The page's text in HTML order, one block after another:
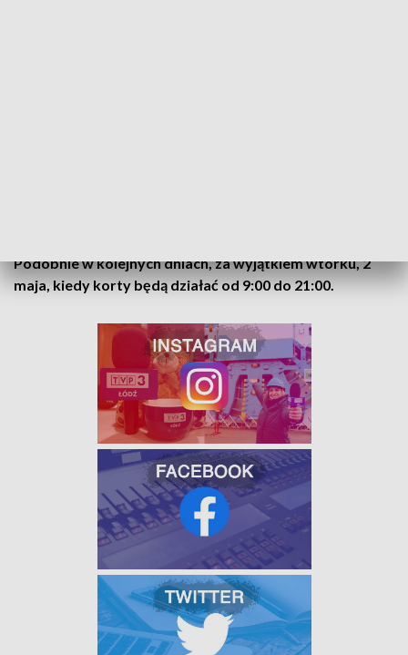
Podobnie w kolejnych dniach, za wyjątkiem wtorku, 2
maja, kiedy korty będą działać od 9:00 do 21:00.